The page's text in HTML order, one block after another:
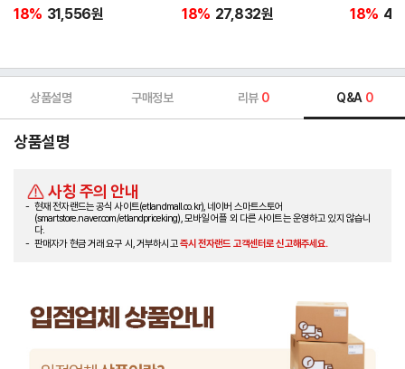
18% 31,556원 18% 27,832원 18%
상품설명 구매정보 리뷰 0 Q&A 0
상품설명
사칭 주의 안내
현재 전자랜드는 공식 사이트(etlandmall.co.kr), 네이버 스마트스토어
(smartstore.naver.com/etlandpriceking), 모바일 어플 외 다른 사이트는 운영하고 있지 않습니
다.
판매자가 현금 거래 요구 시, 거부하시고즉시 전자랜드 고객센터로 신고해주세요.